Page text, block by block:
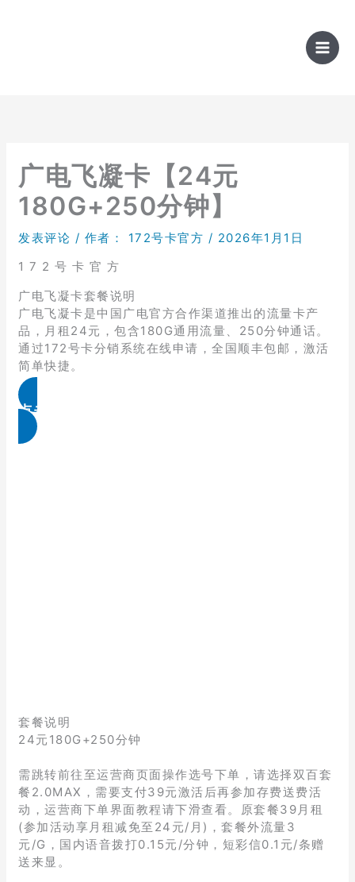
广电飞凝卡【24元
180G+250分钟】
发表评论 / 作者： 172号卡官方 / 2026年1月1日
1 7 2 号 卡 官 方
广电飞凝卡套餐说明
广电飞凝卡是中国广电官方合作渠道推出的流量卡产
品，月租24元，包含180G通用流量、250分钟通话。
通过172号卡分销系统在线申请，全国顺丰包邮，激活
简单快捷。
点击免费领取
套餐说明
24元180G+250分钟
需跳转前往至运营商页面操作选号下单，请选择双百套
餐2.0MAX，需要支付39元激活后再参加存费送费活
动，运营商下单界面教程请下滑查看。原套餐39月租
(参加活动享月租减免至24元/月)，套餐外流量3
元/G，国内语音拨打0.15元/分钟，短彩信0.1元/条赠
送来显。